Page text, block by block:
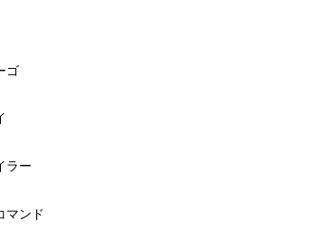
ゴ
ー
ンド